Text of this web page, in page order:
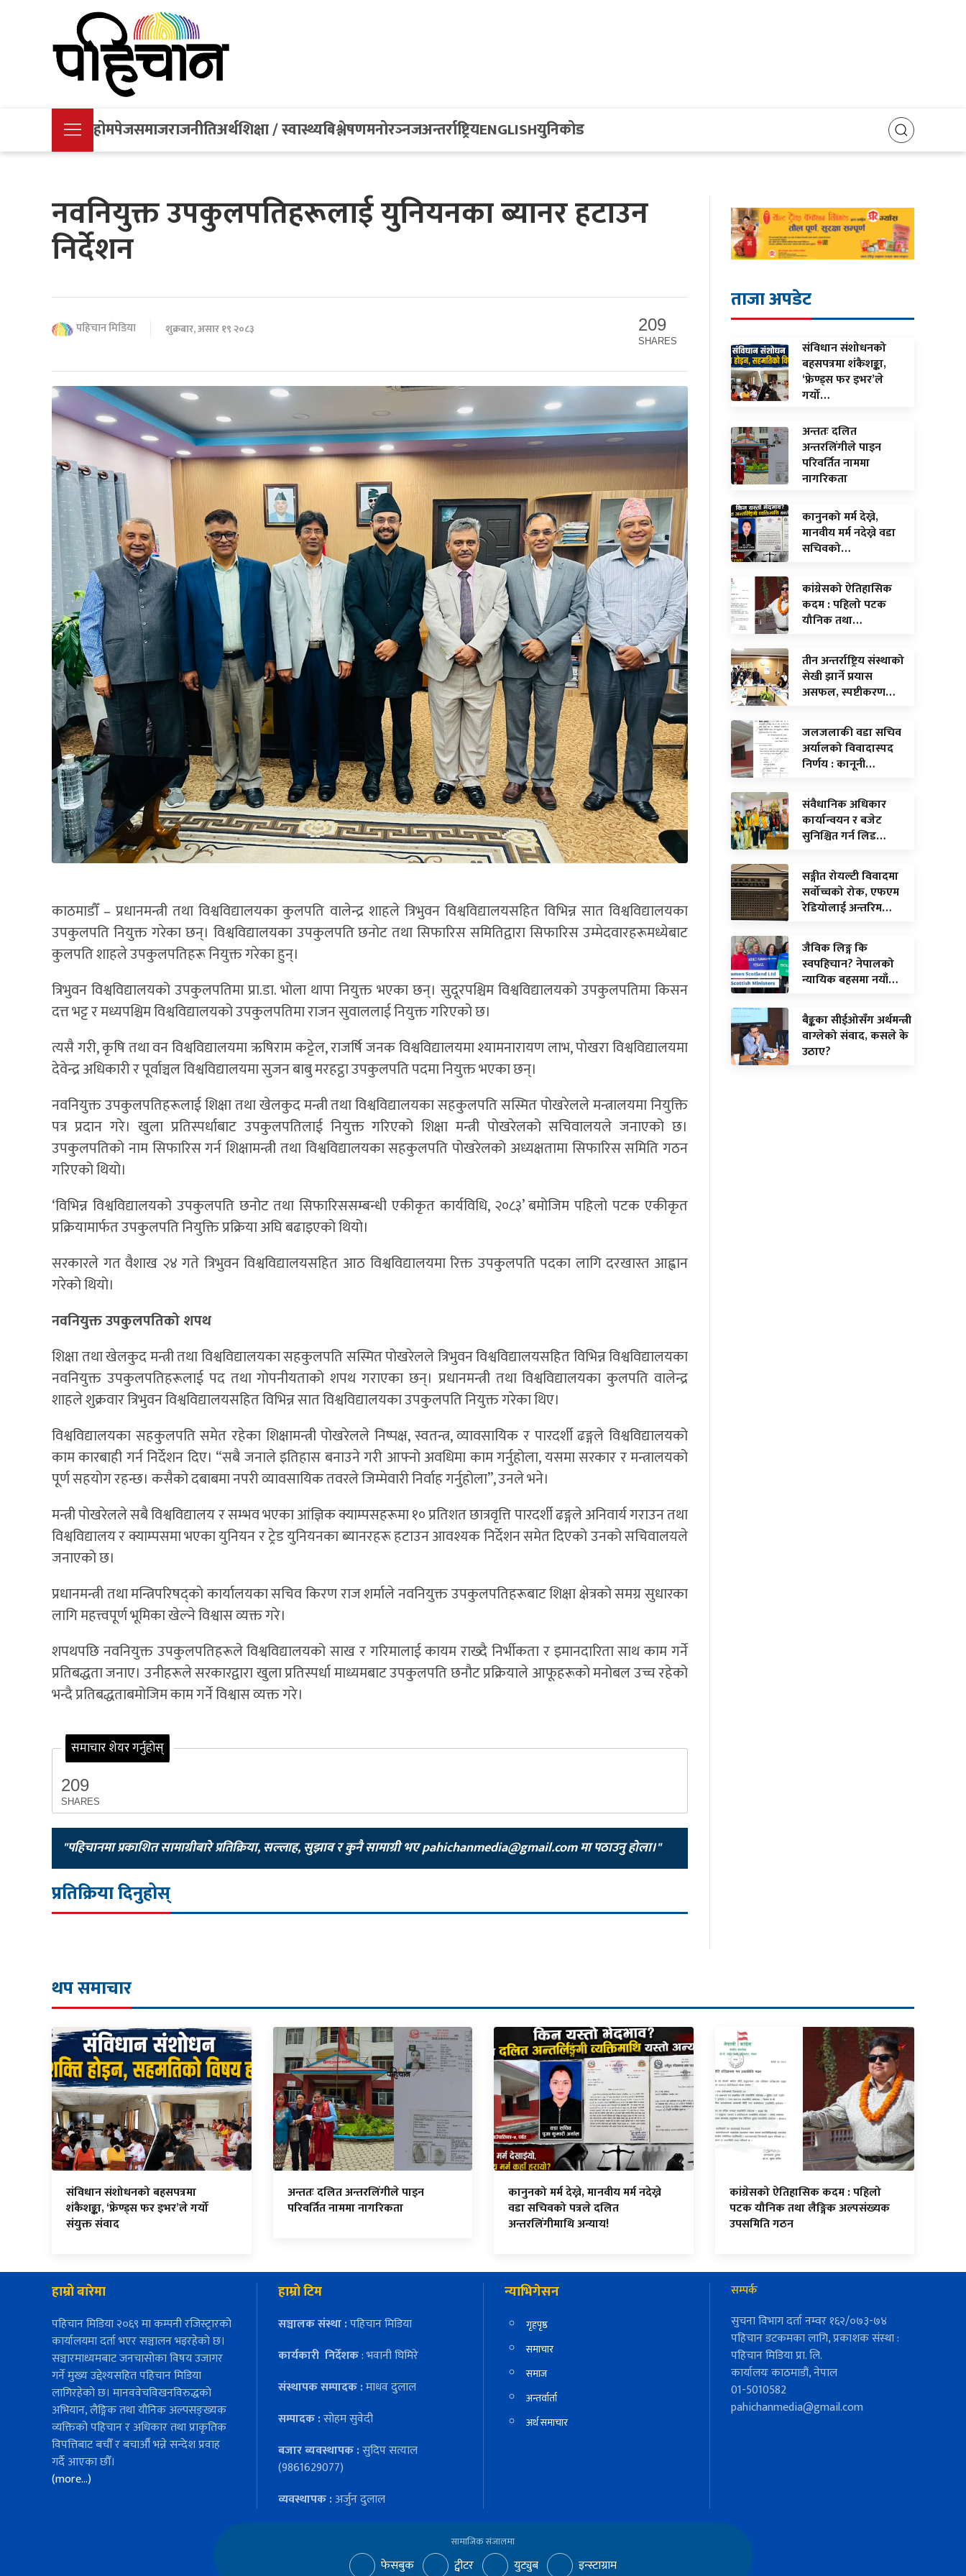
होमपेजसमाजराजनीतिअर्थशिक्षा / स्वास्थ्यबिश्लेषणमनोरञ्नजअन्तर्राष्ट्रियENGLISHयुनिकोड
नवनियुक्त उपकुलपतिहरूलाई युनियनका ब्यानर हटाउन
निर्देशन
पहिचान मिडिया शुक्रबार, असार १९ २०८३ 209
SHARES
काठमाडौँ – प्रधानमन्त्री तथा विश्वविद्यालयका कुलपति वालेन्द्र शाहले त्रिभुवन विश्वविद्यालयसहित विभिन्न सात विश्वविद्यालयका
उपकुलपति नियुक्त गरेका छन्। विश्वविद्यालयका उपकुलपति छनोट तथा सिफारिस समितिद्वारा सिफारिस उम्मेदवारहरूमध्येबाट
कुलपति शाहले उपकुलपतिहरू नियुक्त गरेका हुन्।
त्रिभुवन विश्वविद्यालयको उपकुलपतिमा प्रा.डा. भोला थापा नियुक्त भएका छन्। सुदूरपश्चिम विश्वविद्यालयको उपकुलपतिमा किसन
दत्त भट्ट र मध्यपश्चिम विश्वविद्यालयको उपकुलपतिमा राजन सुवाललाई नियुक्त गरिएको छ।
त्यसै गरी, कृषि तथा वन विश्वविद्यालयमा ऋषिराम कट्टेल, राजर्षि जनक विश्वविद्यालयमा श्यामनारायण लाभ, पोखरा विश्वविद्यालयमा
देवेन्द्र अधिकारी र पूर्वाञ्चल विश्वविद्यालयमा सुजन बाबु मरहट्ठा उपकुलपति पदमा नियुक्त भएका छन्।
नवनियुक्त उपकुलपतिहरूलाई शिक्षा तथा खेलकुद मन्त्री तथा विश्वविद्यालयका सहकुलपति सस्मित पोखरेलले मन्त्रालयमा नियुक्ति
पत्र प्रदान गरे। खुला प्रतिस्पर्धाबाट उपकुलपतिलाई नियुक्त गरिएको शिक्षा मन्त्री पोखरेलको सचिवालयले जनाएको छ।
उपकुलपतिको नाम सिफारिस गर्न शिक्षामन्त्री तथा विश्वविद्यालयका सहकुलपति पोखरेलको अध्यक्षतामा सिफारिस समिति गठन
गरिएको थियो।
‘विभिन्न विश्वविद्यालयको उपकुलपति छनोट तथा सिफारिससम्बन्धी एकीकृत कार्यविधि, २०८३’ बमोजिम पहिलो पटक एकीकृत
प्रक्रियामार्फत उपकुलपति नियुक्ति प्रक्रिया अघि बढाइएको थियो।
सरकारले गत वैशाख २४ गते त्रिभुवन विश्वविद्यालयसहित आठ विश्वविद्यालयमा रिक्त उपकुलपति पदका लागि दरखास्त आह्वान
गरेको थियो।
नवनियुक्त उपकुलपतिको शपथ
शिक्षा तथा खेलकुद मन्त्री तथा विश्वविद्यालयका सहकुलपति सस्मित पोखरेलले त्रिभुवन विश्वविद्यालयसहित विभिन्न विश्वविद्यालयका
नवनियुक्त उपकुलपतिहरूलाई पद तथा गोपनीयताको शपथ गराएका छन्। प्रधानमन्त्री तथा विश्वविद्यालयका कुलपति वालेन्द्र
शाहले शुक्रवार त्रिभुवन विश्वविद्यालयसहित विभिन्न सात विश्वविद्यालयका उपकुलपति नियुक्त गरेका थिए।
विश्वविद्यालयका सहकुलपति समेत रहेका शिक्षामन्त्री पोखरेलले निष्पक्ष, स्वतन्त्र, व्यावसायिक र पारदर्शी ढङ्गले विश्वविद्यालयको
काम कारबाही गर्न निर्देशन दिए। “सबै जनाले इतिहास बनाउने गरी आफ्नो अवधिमा काम गर्नुहोला, यसमा सरकार र मन्त्रालयको
पूर्ण सहयोग रहन्छ। कसैको दबाबमा नपरी व्यावसायिक तवरले जिम्मेवारी निर्वाह गर्नुहोला”, उनले भने।
मन्त्री पोखरेलले सबै विश्वविद्यालय र सम्भव भएका आंज्ञिक क्याम्पसहरूमा १० प्रतिशत छात्रवृत्ति पारदर्शी ढङ्गले अनिवार्य गराउन तथा
विश्वविद्यालय र क्याम्पसमा भएका युनियन र ट्रेड युनियनका ब्यानरहरू हटाउन आवश्यक निर्देशन समेत दिएको उनको सचिवालयले
जनाएको छ।
प्रधानमन्त्री तथा मन्त्रिपरिषद्को कार्यालयका सचिव किरण राज शर्माले नवनियुक्त उपकुलपतिहरूबाट शिक्षा क्षेत्रको समग्र सुधारका
लागि महत्त्वपूर्ण भूमिका खेल्ने विश्वास व्यक्त गरे।
शपथपछि नवनियुक्त उपकुलपतिहरूले विश्वविद्यालयको साख र गरिमालाई कायम राख्दै निर्भीकता र इमानदारिता साथ काम गर्ने
प्रतिबद्धता जनाए। उनीहरूले सरकारद्वारा खुला प्रतिस्पर्धा माध्यमबाट उपकुलपति छनौट प्रक्रियाले आफूहरूको मनोबल उच्च रहेको
भन्दै प्रतिबद्धताबमोजिम काम गर्ने विश्वास व्यक्त गरे।
समाचार शेयर गर्नुहोस्
209
SHARES
"पहिचानमा प्रकाशित सामाग्रीबारे प्रतिक्रिया, सल्लाह, सुझाव र कुनै सामाग्री भएpahichanmedia@gmail.comमा पठाउनु होला।"
प्रतिक्रिया दिनुहोस्
ताजा अपडेट
संविधान संशोधनको
बहसपत्रमा शंकैशङ्का,
‘फ्रेण्ड्स फर इभर’ले
गर्यो…
अन्ततः दलित
अन्तरलिंगीले पाइन
परिवर्तित नाममा
नागरिकता
कानुनको मर्म देख्ने,
मानवीय मर्म नदेख्ने वडा
सचिवको…
कांग्रेसको ऐतिहासिक
कदम : पहिलो पटक
यौनिक तथा…
तीन अन्तर्राष्ट्रिय संस्थाको
सेखी झार्ने प्रयास
असफल, स्पष्टीकरण…
जलजलाकी वडा सचिव
अर्यालको विवादास्पद
निर्णय : कानूनी…
संवैधानिक अधिकार
कार्यान्वयन र बजेट
सुनिश्चित गर्न लिड…
सङ्गीत रोयल्टी विवादमा
सर्वोच्चको रोक, एफएम
रेडियोलाई अन्तरिम…
जैविक लिङ्ग कि
स्वपहिचान? नेपालको
न्यायिक बहसमा नयाँ…
बैङ्कका सीईओसँग अर्थमन्त्री
वाग्लेको संवाद, कसले के
उठाए?
थप समाचार
संविधान संशोधनको बहसपत्रमा
शंकैशङ्का, ‘फ्रेण्ड्स फर इभर’ले गर्यो
संयुक्त संवाद
अन्ततः दलित अन्तरलिंगीले पाइन
परिवर्तित नाममा नागरिकता
कानुनको मर्म देख्ने, मानवीय मर्म नदेख्ने
वडा सचिवको पत्रले दलित
अन्तरलिंगीमाथि अन्याय!
कांग्रेसको ऐतिहासिक कदम : पहिलो
पटक यौनिक तथा लैङ्गिक अल्पसंख्यक
उपसमिति गठन
हाम्रो बारेमा
पहिचान मिडिया २०६९ मा कम्पनी रजिस्ट्रारको
कार्यालयमा दर्ता भएर सञ्चालन भइरहेको छ।
सञ्चारमाध्यमबाट जनचासोका विषय उजागर
गर्ने मुख्य उद्देश्यसहित पहिचान मिडिया
लागिरहेको छ। मानववेचविखनविरुद्धको
अभियान, लैङ्गिक तथा यौनिक अल्पसङ्ख्यक
व्यक्तिको पहिचान र अधिकार तथा प्राकृतिक
विपत्तिबाट बचौँ र बचाऔँ भन्ने सन्देश प्रवाह
गर्दै आएका छौँ।
(more…)
हाम्रो टिम
सञ्चालक संस्था :पहिचान मिडिया
कार्यकारी निर्देशक: भवानी घिमिरे
संस्थापक सम्पादक :माधव दुलाल
सम्पादक :सोहम सुवेदी
बजार ब्यवस्थापक :सुदिप सत्याल
(9861629077)
व्यवस्थापक :अर्जुन दुलाल
न्याभिगेसन
गृहपृष्ठ
समाचार
समाज
अन्तर्वार्ता
अर्थ समाचार
सम्पर्क
सुचना विभाग दर्ता नम्वर १६२/०७३-७४
पहिचान डटकमका लागि, प्रकाशक संस्था :
पहिचान मिडिया प्रा. लि.
कार्यालयः काठमाडौं, नेपाल
01-5010582
pahichanmedia@gmail.com
सामाजिक संजालमा
फेसबुक ट्वीटर युट्युब इन्स्टाग्राम